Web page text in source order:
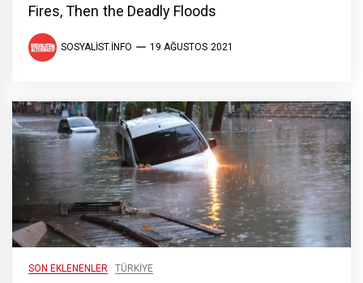
Fires, Then the Deadly Floods
SOSYALIST.INFO 19 AĞUSTOS 2021
SON EKLENENLER TÜRKIYE